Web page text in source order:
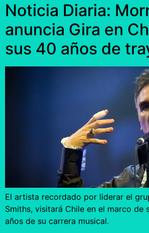
Noticia Diaria:
anuncia Gira en
sus 40 años de
El artista recordado por liderar el
Smiths, visitará Chile en el marco de
años de su carrera musical.